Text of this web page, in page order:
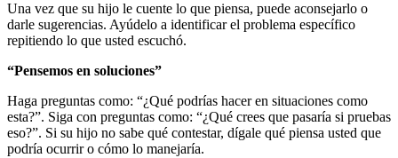
Una vez que su hijo le cuente lo que piensa, puede aconsejarlo o
darle sugerencias. Ayúdelo a identificar el problema específico
repitiendo lo que usted escuchó.
“Pensemos en soluciones”
Haga preguntas como: “¿Qué podrías hacer en situaciones como
esta?”. Siga con preguntas como: “¿Qué crees que pasaría si pruebas
eso?”. Si su hijo no sabe qué contestar, dígale qué piensa usted que
podría ocurrir o cómo lo manejaría.